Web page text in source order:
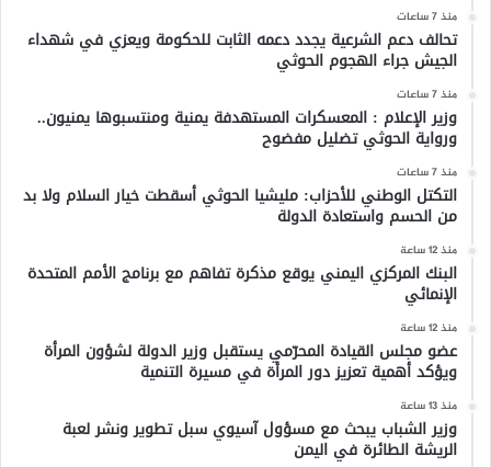
منذ 7 ساعات
تحالف دعم الشرعية يجدد دعمه الثابت للحكومة ويعزي في شهداء
الجيش جراء الهجوم الحوثي
منذ 7 ساعات
وزير الإعلام : المعسكرات المستهدفة يمنية ومنتسبوها يمنيون..
ورواية الحوثي تضليل مفضوح
منذ 7 ساعات
التكتل الوطني للأحزاب: مليشيا الحوثي أسقطت خيار السلام ولا بد
من الحسم واستعادة الدولة
منذ 12 ساعة
البنك المركزي اليمني يوقع مذكرة تفاهم مع برنامج الأمم المتحدة
الإنمائي
منذ 12 ساعة
عضو مجلس القيادة المحرّمي يستقبل وزير الدولة لشؤون المرأة
ويؤكد أهمية تعزيز دور المرأة في مسيرة التنمية
منذ 13 ساعة
وزير الشباب يبحث مع مسؤول آسيوي سبل تطوير ونشر لعبة
الريشة الطائرة في اليمن